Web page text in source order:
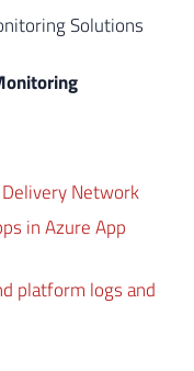
Solutions
Network
in Azure App
platform logs and